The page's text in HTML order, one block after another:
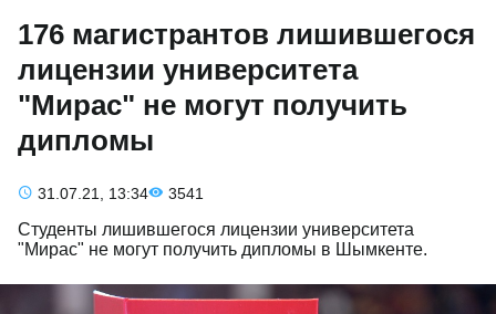
176 магистрантов лишившегося
лицензии университета
"Мирас" не могут получить
дипломы
31.07.21, 13:34 3541
Студенты лишившегося лицензии университета
"Мирас" не могут получить дипломы в Шымкенте.